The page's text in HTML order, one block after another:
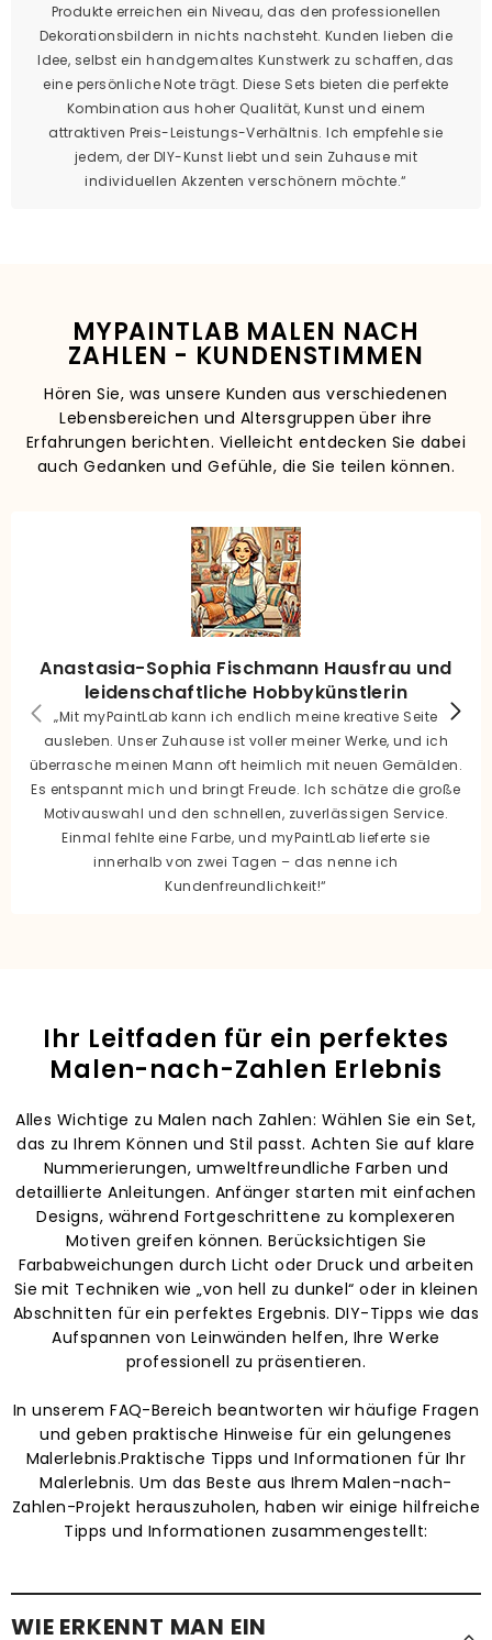
Produkte erreichen ein Niveau, das den professionellen
Dekorationsbildern in nichts nachsteht. Kunden lieben die
Idee, selbst ein handgemaltes Kunstwerk zu schaffen, das
eine persönliche Note trägt. Diese Sets bieten die perfekte
Kombination aus hoher Qualität, Kunst und einem
attraktiven Preis-Leistungs-Verhältnis. Ich empfehle sie
jedem, der DIY-Kunst liebt und sein Zuhause mit
individuellen Akzenten verschönern möchte.“
MYPAINTLAB MALEN NACH
ZAHLEN - KUNDENSTIMMEN
Hören Sie, was unsere Kunden aus verschiedenen
Lebensbereichen und Altersgruppen über ihre
Erfahrungen berichten. Vielleicht entdecken Sie dabei
auch Gedanken und Gefühle, die Sie teilen können.
Anastasia-Sophia Fischmann Hausfrau und
leidenschaftliche Hobbykünstlerin
„Mit myPaintLab kann ich endlich meine kreative Seite
ausleben. Unser Zuhause ist voller meiner Werke, und ich
überrasche meinen Mann oft heimlich mit neuen Gemälden.
Es entspannt mich und bringt Freude. Ich schätze die große
Motivauswahl und den schnellen, zuverlässigen Service.
Einmal fehlte eine Farbe, und myPaintLab lieferte sie
innerhalb von zwei Tagen – das nenne ich
Kundenfreundlichkeit!“
Ihr Leitfaden für ein perfektes
Malen-nach-Zahlen Erlebnis
Alles Wichtige zu Malen nach Zahlen: Wählen Sie ein Set,
das zu Ihrem Können und Stil passt. Achten Sie auf klare
Nummerierungen, umweltfreundliche Farben und
detaillierte Anleitungen. Anfänger starten mit einfachen
Designs, während Fortgeschrittene zu komplexeren
Motiven greifen können. Berücksichtigen Sie
Farbabweichungen durch Licht oder Druck und arbeiten
Sie mit Techniken wie „von hell zu dunkel“ oder in kleinen
Abschnitten für ein perfektes Ergebnis. DIY-Tipps wie das
Aufspannen von Leinwänden helfen, Ihre Werke
professionell zu präsentieren.
In unserem FAQ-Bereich beantworten wir häufige Fragen
und geben praktische Hinweise für ein gelungenes
Malerlebnis.Praktische Tipps und Informationen für Ihr
Malerlebnis. Um das Beste aus Ihrem Malen-nach-
Zahlen-Projekt herauszuholen, haben wir einige hilfreiche
Tipps und Informationen zusammengestellt:
WIE ERKENNT MAN EIN